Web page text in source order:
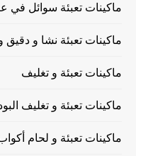
ماكينات تعبئة سوائل في
ماكينات تعبئة نشا و
ماكينات تعبئة و تغليف
ماكينات تعبئة و تغليف
ماكينات تعبئة و لحام